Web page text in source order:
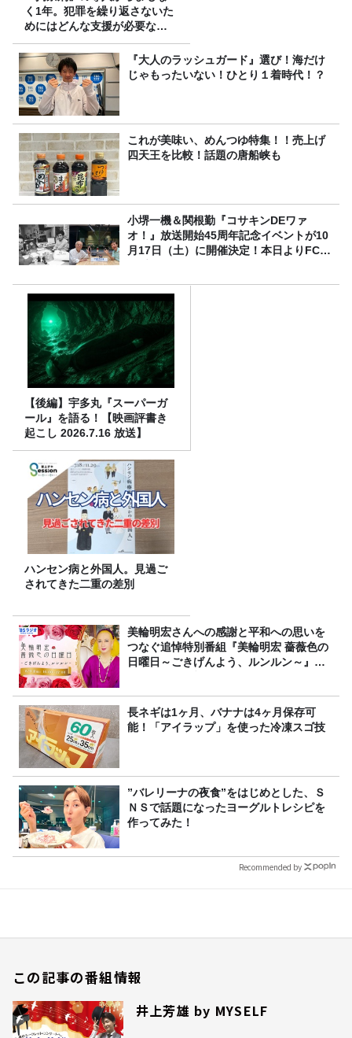
く1年。犯罪を繰り返さないた
めにはどんな支援が必要なの
か
『大人のラッシュガード』選び！海だけ
じゃもったいない！ひとり１着時代！？
これが美味い、めんつゆ特集！！売上げ
四天王を比較！話題の唐船峡も
小堺一機＆関根勤『コサキンDEワァ
オ！』放送開始45周年記念イベントが10
月17日（土）に開催決定！本日よりFC先
【後編】宇多丸『スーパーガ
ール』を語る！【映画評書き
起こし 2026.7.16 放送】
ハンセン病と外国人。見過ご
されてきた二重の差別
美輪明宏さんへの感謝と平和への思いを
つなぐ追悼特別番組『美輪明宏 薔薇色の
日曜日～ごきげんよう、ルンルン～』
長ネギは1ヶ月、バナナは4ヶ月保存可
能！「アイラップ」を使った冷凍スゴ技
”バレリーナの夜食”をはじめとした、Ｓ
ＮＳで話題になったヨーグルトレシピを
作ってみた！
Recommended by
この記事の番組情報
井上芳雄 by MYSELF